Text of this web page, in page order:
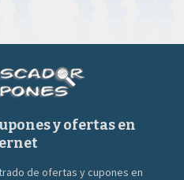
y ofertas en
de ofertas y cupones en